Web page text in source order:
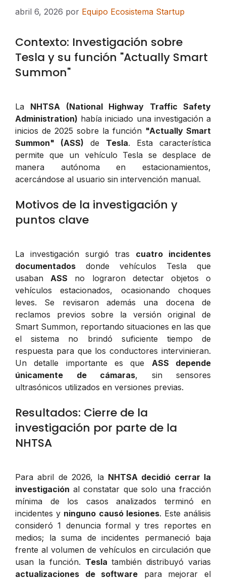
abril 6, 2026 por Equipo Ecosistema Startup
Contexto: Investigación sobre
Tesla y su función "Actually Smart
Summon"
La NHTSA (National Highway Traffic Safety
Administration) había iniciado una investigación a
inicios de 2025 sobre la función "Actually Smart
Summon" (ASS) de Tesla. Esta característica
permite que un vehículo Tesla se desplace de
manera autónoma en estacionamientos,
acercándose al usuario sin intervención manual.
Motivos de la investigación y
puntos clave
La investigación surgió tras cuatro incidentes
documentados donde vehículos Tesla que
usaban ASS no lograron detectar objetos o
vehículos estacionados, ocasionando choques
leves. Se revisaron además una docena de
reclamos previos sobre la versión original de
Smart Summon, reportando situaciones en las que
el sistema no brindó suficiente tiempo de
respuesta para que los conductores intervinieran.
Un detalle importante es que ASS depende
únicamente de cámaras, sin sensores
ultrasónicos utilizados en versiones previas.
Resultados: Cierre de la
investigación por parte de la
NHTSA
Para abril de 2026, la NHTSA decidió cerrar la
investigación al constatar que solo una fracción
mínima de los casos analizados terminó en
incidentes y ninguno causó lesiones. Este análisis
consideró 1 denuncia formal y tres reportes en
medios; la suma de incidentes permaneció baja
frente al volumen de vehículos en circulación que
usan la función. Tesla también distribuyó varias
actualizaciones de software para mejorar el